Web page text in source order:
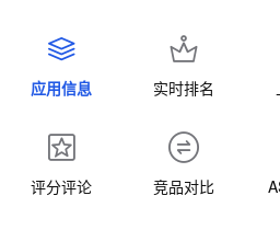
应用信息 实时排名
评分评论 竞品对比